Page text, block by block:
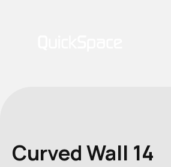
Curved Wall 14